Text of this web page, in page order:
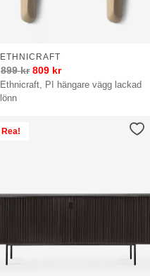
Ethnicraft, PI hängare vägg lackad
lönn
ETHNICRAFT
899kr 809 kr
Rea!